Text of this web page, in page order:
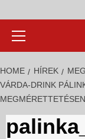
HOME HÍREK
VÁRDA-DRINK
MEGMÉRETTETÉSEN.